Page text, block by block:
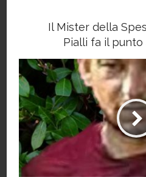
Il Mister della
Pialli fa il punto